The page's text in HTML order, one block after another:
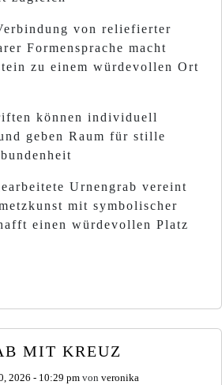
von reliefierter
Formensprache macht
zu einem würdevollen Ort
können individuell
geben Raum für stille
Urnengrab vereint
mit symbolischer
einen würdevollen Platz
MIT KREUZ
2026 - 10:29 pm von veronika